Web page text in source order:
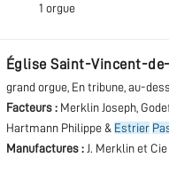
1 orgue
église Saint-Vincent-
grand orgue, En tribune, au-
Facteurs : Merklin Joseph,
Hartmann Philippe & Estrier
Manufactures : J. Merklin et Cie